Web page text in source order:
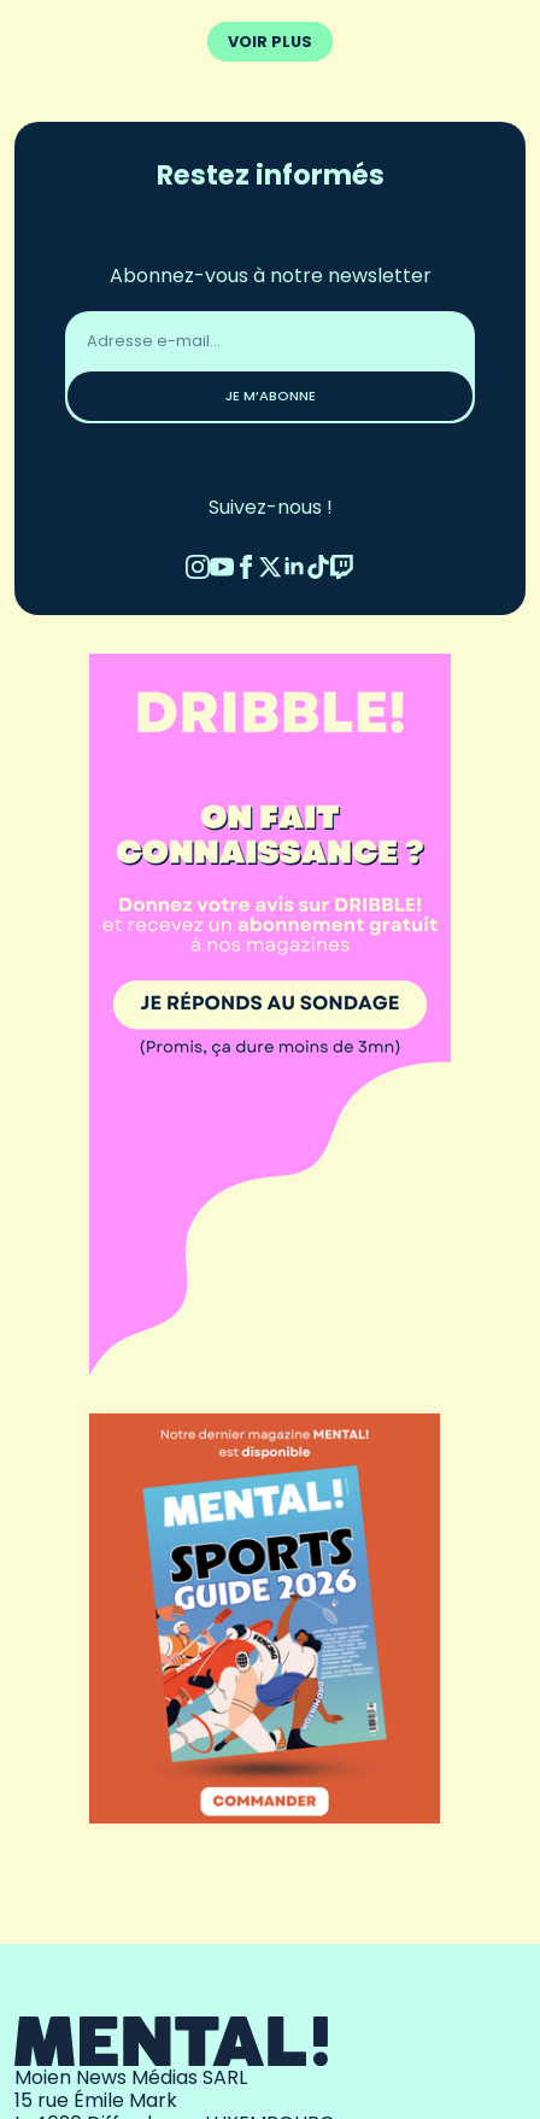
VOIR PLUS
Restez informés
Abonnez-vous à notre newsletter
Adresse
email
JE M’ABONNE
Suivez-nous !
Moien News Médias SARL
15 rue Émile Mark